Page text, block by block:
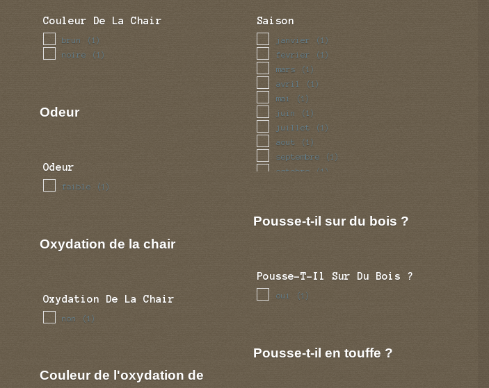
Couleur De La Chair
brun (1)
noire (1)
Odeur
Odeur
faible (1)
Oxydation de la chair
Oxydation De La Chair
non (1)
Couleur de l'oxydation de
Saison
janvier (1)
fevrier (1)
mars (1)
avril (1)
mai (1)
juin (1)
juillet (1)
aout (1)
septembre (1)
octobre (1)
Pousse-t-il sur du bois ?
Pousse-T-Il Sur Du Bois ?
oui (1)
Pousse-t-il en touffe ?